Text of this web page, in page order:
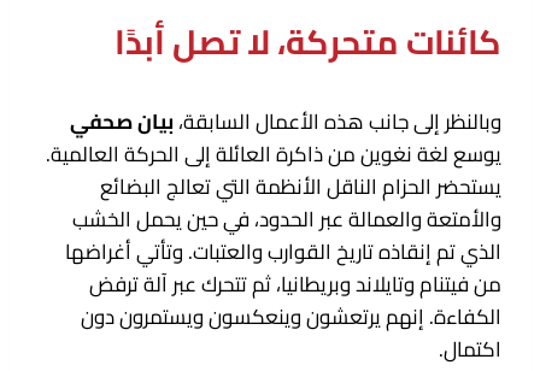
كائنات متحركة، لا تصل أبدًا
وبالنظر إلى جانب هذه الأعمال السابقة،بيان صحفي
يوسع لغة نغوين من ذاكرة العائلة إلى الحركة العالمية.
يستحضر الحزام الناقل الأنظمة التي تعالج البضائع
والأمتعة والعمالة عبر الحدود، في حين يحمل الخشب
الذي تم إنقاذه تاريخ القوارب والعتبات. وتأتي أغراضها
من فيتنام وتايلاند وبريطانيا، ثم تتحرك عبر آلة ترفض
الكفاءة. إنهم يرتعشون وينعكسون ويستمرون دون
اكتمال.